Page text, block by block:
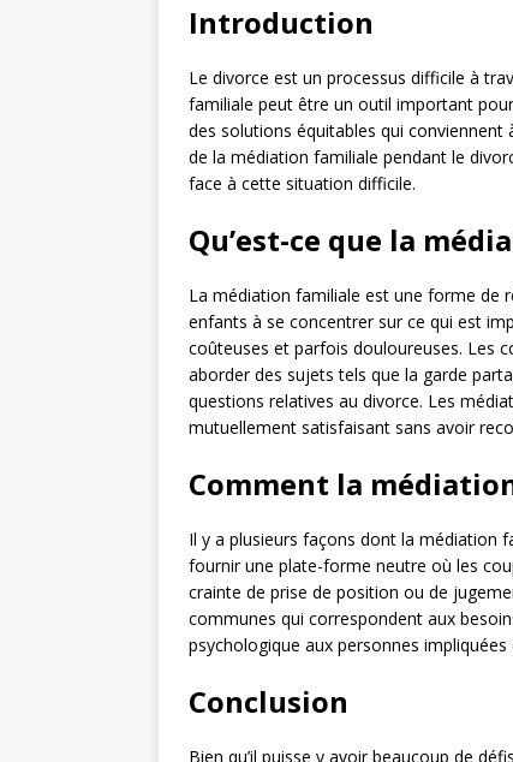
Introduction
Le divorce est un processus difficile à
familiale peut être un outil important
des solutions équitables qui
de la médiation familiale pendant le
face à cette situation difficile.
Qu’est-ce que la
La médiation familiale est une forme de
enfants à se concentrer sur ce qui est
coûteuses et parfois douloureuses. Les
aborder des sujets tels que la garde
questions relatives au divorce. Les
mutuellement satisfaisant sans avoir
Comment la
Il y a plusieurs façons dont la médiation
fournir une plate-forme neutre où les
crainte de prise de position ou de
communes qui correspondent aux
psychologique aux personnes
Conclusion
Bien qu’il puisse y avoir beaucoup de